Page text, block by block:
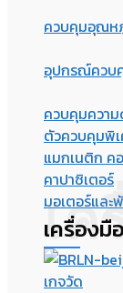
ควบคุมอุณห
อุปกรณ์ควบ
ควบคุมควา
ตัวควบคุมพิ
แมกเนติก ค
คาปาซิเตอร์
มอเตอร์และ
เค
เครื่องมื
เกจวัด